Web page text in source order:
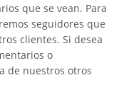
que se vean. Para
seguidores que
clientes. Si desea
o
de nuestros otros